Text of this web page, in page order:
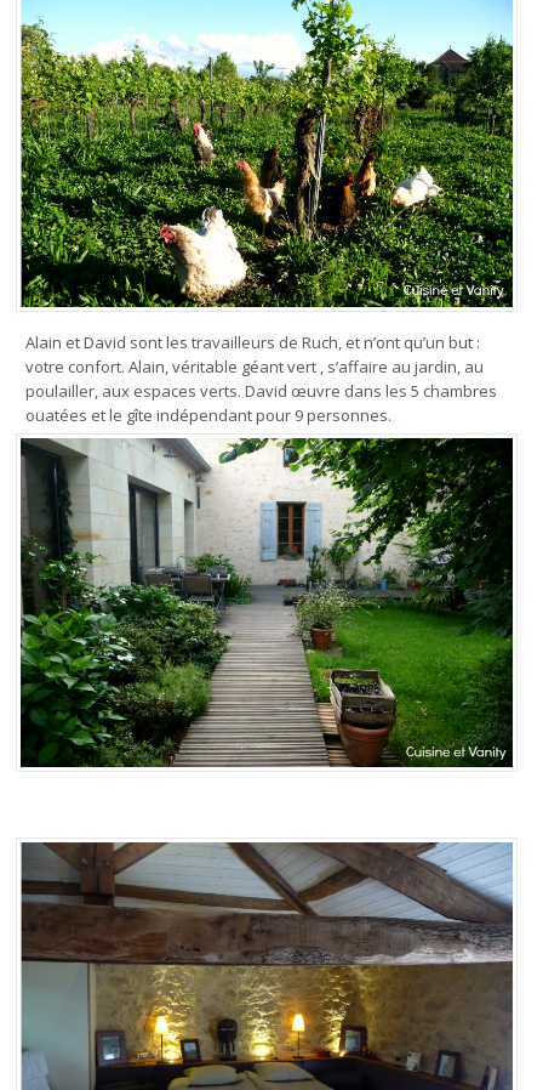
Alain et David sont les travailleurs de Ruch, et n’ont qu’un but :
votre confort. Alain, véritable géant vert , s’affaire au jardin, au
poulailler, aux espaces verts. David œuvre dans les 5 chambres
ouatées et le gîte indépendant pour 9 personnes.